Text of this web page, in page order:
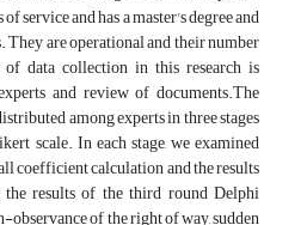
service and has a master's degree and
They are operational and their number
data collection in this research is
and review of documents.The
among experts in three stages
scale. In each stage, we examined
coefficient calculation and the results
results of the third round Delphi